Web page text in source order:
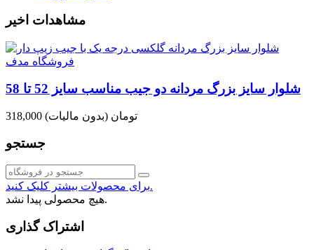
مشاهدات اخیر
شلوار سایز بزرگ مردانه دو جیب مناسب سایز 52 تا 58
318,000 تومان (بدون مالیات)
جستجو
برای محصولات بیشتر کلیک کنید.
هیچ محصولی پیدا نشد.
اشتراک گذاری